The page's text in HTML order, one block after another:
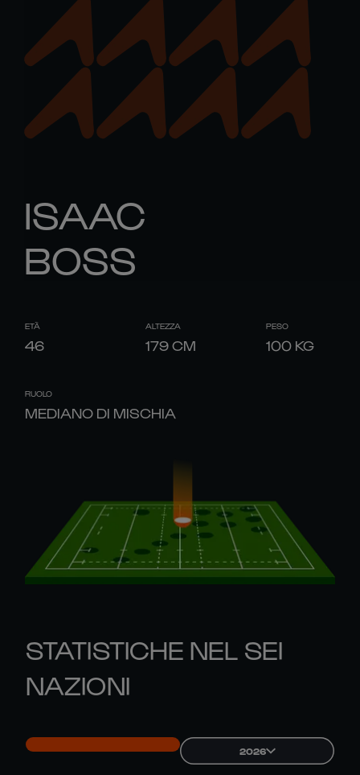
ISAAC
BOSS
ETÀ
46
ALTEZZA
179CM
PESO
100 KG
RUOLO
MEDIANO DI MISCHIA
STATISTICHE NEL SEI
NAZIONI
2026